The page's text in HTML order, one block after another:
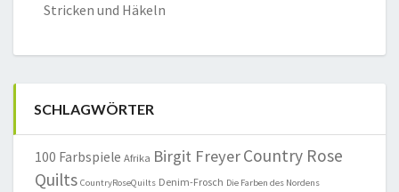
Stricken und Häkeln
SCHLAGWÖRTER
100 Farbspiele Afrika Birgit FreyerCountry Rose
Quilts CountryRoseQuilts Denim-Frosch Die Farben des Nordens